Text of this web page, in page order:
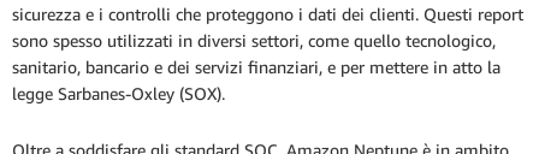
sicurezza e i controlli che proteggono i dati dei clienti. Questi report
sono spesso utilizzati in diversi settori, come quello tecnologico,
sanitario, bancario e dei servizi finanziari, e per mettere in atto la
legge Sarbanes-Oxley (SOX).